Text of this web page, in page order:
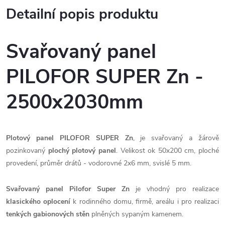
Detailní popis produktu
Svařovaný panel
PILOFOR SUPER Zn -
2500x2030mm
Plotový panel PILOFOR SUPER Zn, je svařovaný a žárově
pozinkovaný plochý plotový panel. Velikost ok 50x200 cm, ploché
provedení, průměr drátů - vodorovné 2x6 mm, svislé 5 mm.
Svařovaný panel Pilofor Super Zn je vhodný pro realizace
klasického oplocení k rodinného domu, firmě, areálu i pro realizaci
tenkých gabionových stěn plněných sypaným kamenem.